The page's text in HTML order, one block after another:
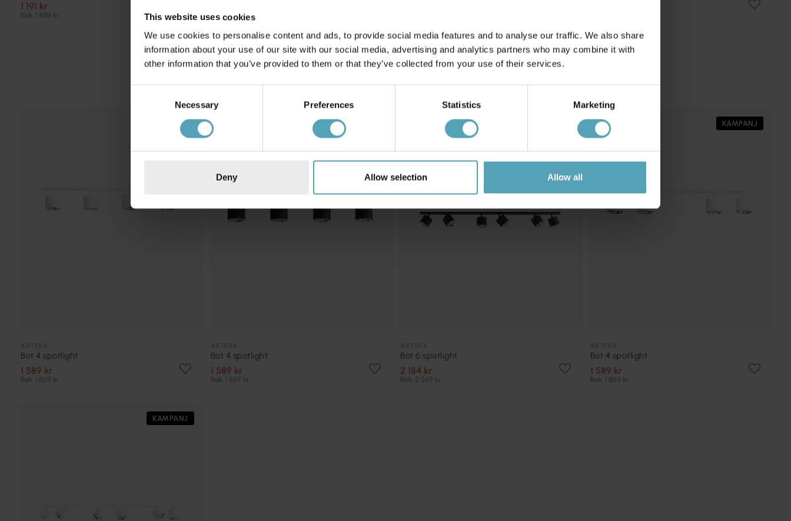
This website uses cookies
We use cookies to personalise content and ads, to provide social media features and to analyse our traffic. We also share
information about your use of our site with our social media, advertising and analytics partners who may combine it with
other information that you’ve provided to them or that they’ve collected from your use of their services.
Necessary Preferences Statistics Marketing
Deny Allow selection Allow all
1 191 kr
Rek. 1 489 kr Rek. 1 259 kr
Andra köpte även
KAMPANJ
Bot 4 spotlight
1 589 kr
Rek. 1 869 kr
KAMPANJ
Bot 4 spotlight
1 589 kr
Rek. 1 869 kr
Bot 6 spotlight
2 184 kr
Rek. 2 569 kr
KAMPANJ
Bot 4 spotlight
1 589 kr
Rek. 1 869 kr
KAMPANJ